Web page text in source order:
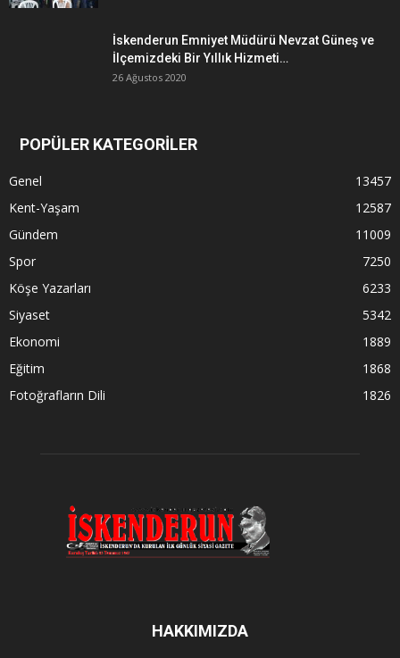
İskenderun Emniyet Müdürü Nevzat Güneş ve
İlçemizdeki Bir Yıllık Hizmeti…
26 Ağustos 2020
POPÜLER KATEGORİLER
Genel
13457
Kent-Yaşam
12587
Gündem
11009
Spor
7250
Köşe Yazarları
6233
Siyaset
5342
Ekonomi
1889
Eğitim
1868
Fotoğrafların Dili
1826
HAKKIMIZDA